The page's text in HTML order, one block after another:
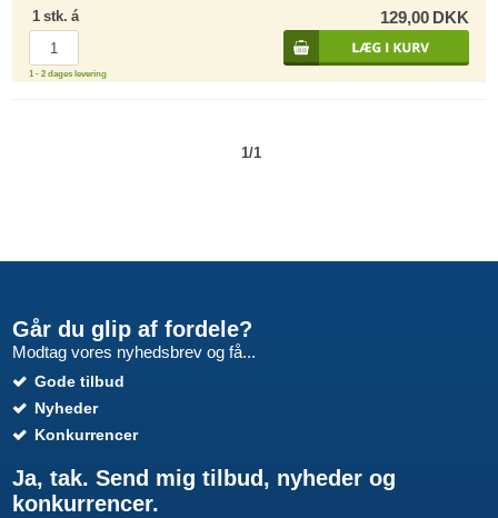
1 stk. á 129,00 DKK
1 - 2 dages levering
1/1
Går du glip af fordele?
Modtag vores nyhedsbrev og få...
Gode tilbud
Nyheder
Konkurrencer
Ja, tak. Send mig tilbud, nyheder og
konkurrencer.